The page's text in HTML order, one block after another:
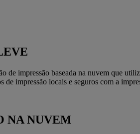
de impressão baseada na nuvem que
de impressão locais e seguros com a
NA NUVEM